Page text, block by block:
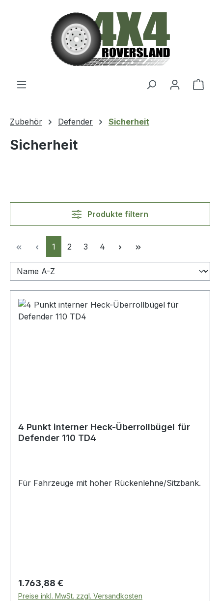
Zum Hauptinhalt springen
Zubehör Defender Sicherheit
Sicherheit
Produkte filtern
Seite
1 Seite
2 Seite
3 Seite
4
4 Punkt interner Heck-Überrollbügel für
Defender 110 TD4
Für Fahrzeuge mit hoher Rückenlehne/Sitzbank.
Regulärer Preis:
1.763,88 €
Preise inkl. MwSt. zzgl. Versandkosten